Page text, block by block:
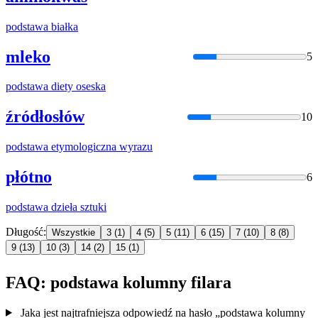
podstawa białka
mleko 5
podstawa diety oseska
źródłosłów 10
podstawa etymologiczna wyrazu
płótno 6
podstawa dzieła sztuki
Długość: Wszystkie 3 (1) 4 (5) 5 (11) 6 (15) 7 (10) 8 (8)
9 (13) 10 (3) 14 (2) 15 (1)
FAQ: podstawa kolumny filara
Jaka jest najtrafniejsza odpowiedź na hasło „podstawa kolumny